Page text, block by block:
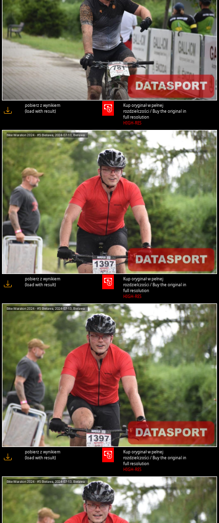
pobierz z wynikiem
(load with result)
Kup oryginał w pełnej
rozdzielczości / Buy the original in
full resolution
HIGH-RES
pobierz z wynikiem
(load with result)
Kup oryginał w pełnej
rozdzielczości / Buy the original in
full resolution
HIGH-RES
pobierz z wynikiem
(load with result)
Kup oryginał w pełnej
rozdzielczości / Buy the original in
full resolution
HIGH-RES